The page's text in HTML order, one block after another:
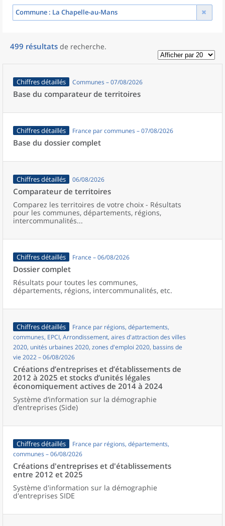
Commune : La Chapelle-au-Mans
499 résultats de recherche.
Chiffres détaillés Communes – 07/08/2026
Base du comparateur de territoires
Chiffres détaillés France par communes – 07/08/2026
Base du dossier complet
Chiffres détaillés 06/08/2026
Comparateur de territoires
Comparez les territoires de votre choix - Résultats
pour les communes, départements, régions,
intercommunalités...
Chiffres détaillés France – 06/08/2026
Dossier complet
Résultats pour toutes les communes,
départements, régions, intercommunalités, etc.
Chiffres détaillés
France par régions, départements,
communes, EPCI, Arrondissement, aires d'attraction des villes
2020, unités urbaines 2020, zones d'emploi 2020, bassins de
vie 2022 – 06/08/2026
Créations d’entreprises et d’établissements de
2012 à 2025 et stocks d’unités légales
économiquement actives de 2014 à 2024
Système d’information sur la démographie
d’entreprises (Side)
Chiffres détaillés
France par régions, départements,
communes – 06/08/2026
Créations d'entreprises et d'établissements
entre 2012 et 2025
Système d'information sur la démographie
d'entreprises SIDE